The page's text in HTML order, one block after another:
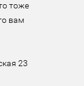
тоже
вам
23